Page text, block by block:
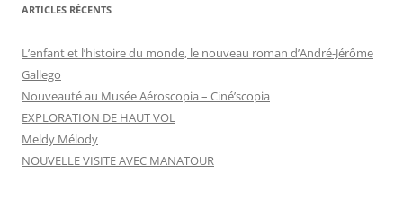
ARTICLES RÉCENTS
L’enfant et l’histoire du monde, le nouveau roman d’André-Jérôme
Gallego
Nouveauté au Musée Aéroscopia – Ciné’scopia
EXPLORATION DE HAUT VOL
Meldy Mélody
NOUVELLE VISITE AVEC MANATOUR